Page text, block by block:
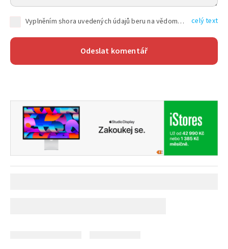
Vyplněním shora uvedených údajů beru na vědomí, že společnost TEXT FACTORY s.r.o., sídlem Brno, Durďákova 336/29, Černá Pole, PSČ: 613 00, IČ: 06157831, zapsané u Krajského soudu v Brně, oddíl C, vložka 100399, bude zpracovávat mé osobní údaje uvedené v rámci mnou vyplněného registračního formuláře na základě oprávněných zájmů TEXT FACTORY s.r.o. dle čl. 6 odst. 1 písm. f) GDPR a pro splnění právních povinností (čl. 6 odst. 1 písm. c) GDPR), a to pro tyto účely: nezbytnost zajistit oprávnění návštěvníka webových stránek provozovaných společností TEXT FACTORY s.r.o. přispívat aktivně ke zveřejněným článkům nebo v rámci diskusních fór a výkon práv TEXT FACTORY s.r.o. jako administrátora těchto diskusních fór. Více informací o zpracování osobních údajů a právech lze nalézt v celý text